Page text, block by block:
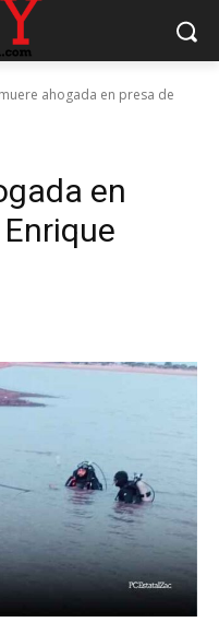
ahogada en presa de
en